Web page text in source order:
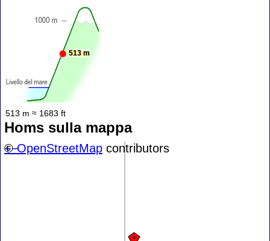
513 m
513 m ≈ 1683 ft
Homs sulla mappa
+−
©OpenStreetMap contributors